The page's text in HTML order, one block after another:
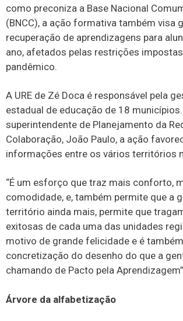
como preconiza a Base Nacional
(BNCC), a ação formativa também visa
recuperação de aprendizagens para
ano, afetados pelas restrições
pandêmico.
A URE de Zé Doca é responsável pela
estadual de educação de 18
superintendente de Planejamento da
Colaboração, João Paulo, a ação
informações entre os vários territórios
“É um esforço que traz mais conforto,
comodidade, e, também permite que a
território ainda mais, permite que
exitosas de cada uma das unidades
motivo de grande felicidade e é
concretização do desenho do que a
chamando de Pacto pela
Árvore da alfabetização